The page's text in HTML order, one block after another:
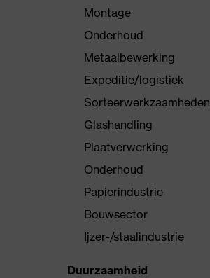
Montage
Onderhoud
Metaalbewerking
Expeditie/logistiek
Sorteerwerkzaamheden
Glashandling
Plaatverwerking
Onderhoud
Papierindustrie
Bouwsector
Ijzer-/staalindustrie
Duurzaamheid